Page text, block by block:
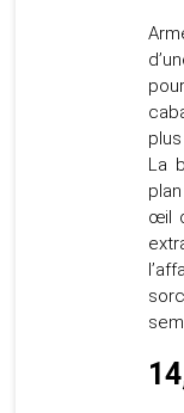
La
œil